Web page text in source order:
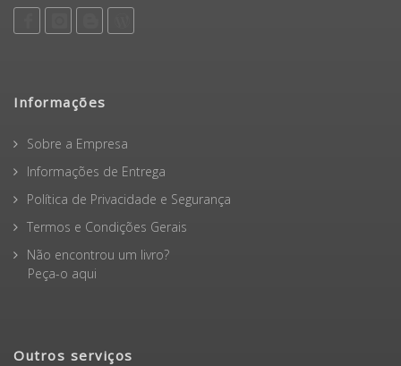
Informações
Sobre a Empresa
Informações de Entrega
Política de Privacidade e Segurança
Termos e Condições Gerais
Não encontrou um livro?
Peça-o aqui
Outros serviços